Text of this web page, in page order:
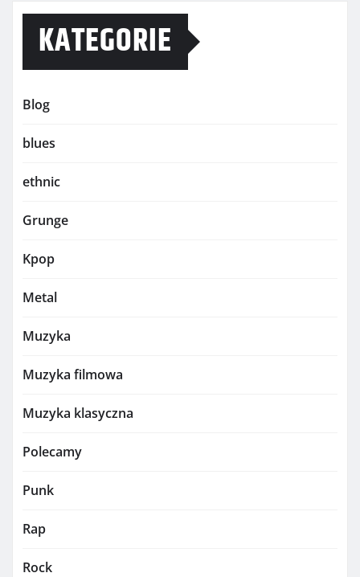
KATEGORIE
Blog
blues
ethnic
Grunge
Kpop
Metal
Muzyka
Muzyka filmowa
Muzyka klasyczna
Polecamy
Punk
Rap
Rock